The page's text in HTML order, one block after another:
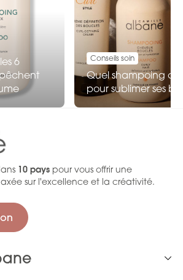
6
Conseils soin
Quel shampoing
pour sublimer ses
10 pays pour vous offrir une
sur l'excellence et la créativité.